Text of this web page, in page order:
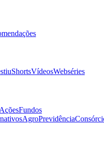
ShortsVídeosWebséries
AçõesFundos
AgroPrevidência